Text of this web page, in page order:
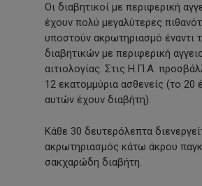
Οι διαβητικοί με περιφερική
έχουν πολύ μεγαλύτερες
υποστούν ακρωτηριασμό έναντι
διαβητικών με περιφερική
αιτιολογίας. Στις Η.Π.Α.
12 εκατομμύρια ασθενείς (το 20
αυτών έχουν διαβήτη).
Κάθε 30 δευτερόλεπτα
ακρωτηριασμός κάτω άκρου
σακχαρώδη διαβήτη.